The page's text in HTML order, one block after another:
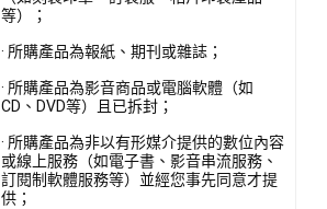
等）；
· 所購產品為報紙、期刊或雜誌；
· 所購產品為影音商品或電腦軟體（如
CD、DVD等）且已拆封；
· 所購產品為非以有形媒介提供的數位內容
或線上服務（如電子書、影音串流服務、
訂閱制軟體服務等）並經您事先同意才提
供；